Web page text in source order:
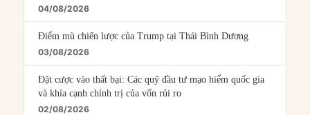
04/08/2026
Điểm mù chiến lược của Trump tại Thái Bình Dương
03/08/2026
Đặt cược vào thất bại: Các quỹ đầu tư mạo hiểm quốc gia
và khía cạnh chính trị của vốn rủi ro
02/08/2026